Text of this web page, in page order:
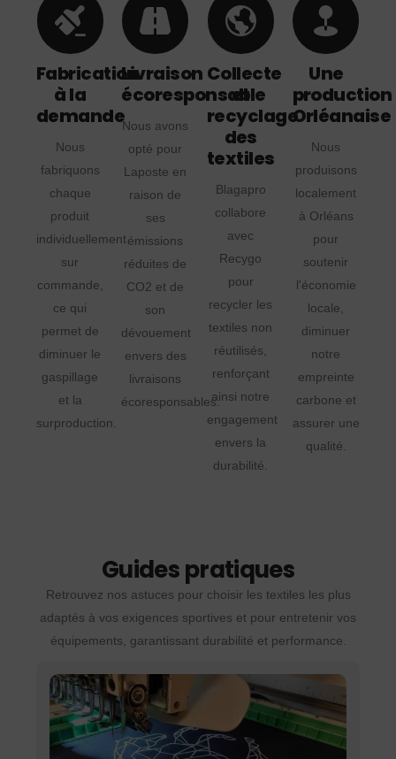
Fabrication
à la
demande
Nous
fabriquons
chaque
produit
individuellement
sur
commande,
ce qui
permet de
diminuer le
gaspillage
et la
surproduction.
Livraison
écoresponsable
Nous avons
opté pour
Laposte en
raison de
ses
émissions
réduites de
CO2 et de
son
dévouement
envers des
livraisons
écoresponsables.
Collecte
et
recyclage
des
textiles
Blagapro
collabore
avec
Recygo
pour
recycler les
textiles non
réutilisés,
renforçant
ainsi notre
engagement
envers la
durabilité.
Une
production
Orléanaise
Nous
produisons
localement
à Orléans
pour
soutenir
l'économie
locale,
diminuer
notre
empreinte
carbone et
assurer une
qualité.
Guides pratiques
Retrouvez nos astuces pour choisir les textiles les plus
adaptés à vos exigences sportives et pour entretenir vos
équipements, garantissant durabilité et performance.